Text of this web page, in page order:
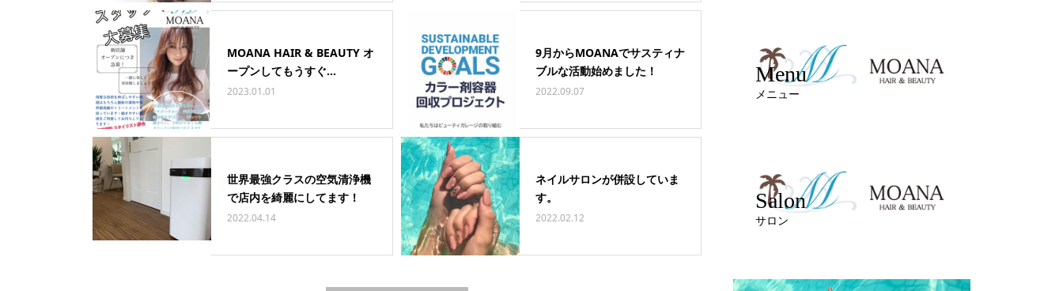
MOANA HAIR & BEAUTY オ
ープンしてもうすぐ...
2023.01.01
9月からMOANAでサスティナ
ブルな活動始めました！
2022.09.07
世界最強クラスの空気清浄機
で店内を綺麗にしてます！
2022.04.14
ネイルサロンが併設していま
す。
2022.02.12
Menu
メニュー
Salon
サロン